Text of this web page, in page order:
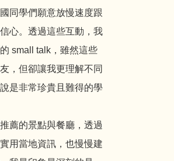
同學們願意放慢速度跟
心。透過這些互動，我
small talk，雖然這些
，但卻讓我更理解不同
是非常珍貴且難得的學
薦的景點與餐廳，透過
用當地資訊，也慢慢建